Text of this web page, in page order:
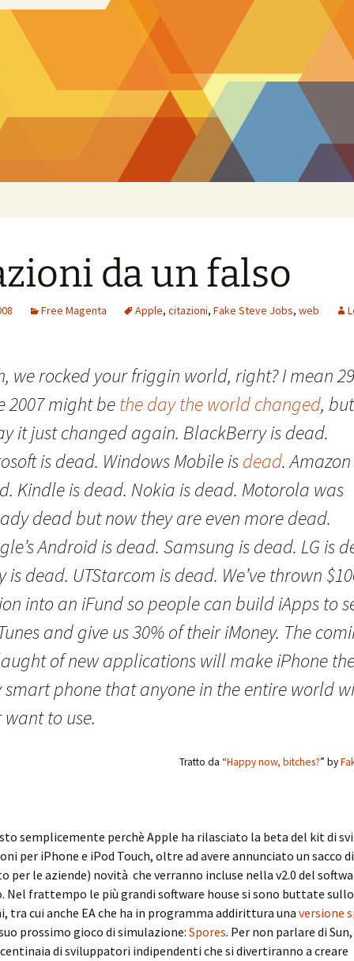
da un falso
Free Magenta Apple, citazioni, Fake Steve Jobs, web
we rocked your friggin world, right? I mean
2007 might bethe day the world changed, but
it just changed again. BlackBerry is dead.
is dead. Windows Mobile isdead.
Kindle is dead. Nokia is dead. Motorola was
dead but now they are even more dead.
Android is dead. Samsung is dead. LG is
is dead. UTStarcom is dead. We’ve thrown
into an iFund so people can build iApps to
and give us 30% of their iMoney. The
of new applications will make iPhone
smart phone that anyone in the entire world
want to use.
Tratto da “Happy now, bitches?” by
semplicemente perchè Apple ha rilasciato la beta del kit di
per iPhone e iPod Touch, oltre ad avere annunciato un sacco
per le aziende) novità che verranno incluse nella v2.0 del
Nel frattempo le più grandi software house si sono buttate
tra cui anche EA che ha in programma addirittura una versione
prossimo gioco di simulazione: Spores. Per non parlare di
di sviluppatori indipendenti che si divertiranno a creare